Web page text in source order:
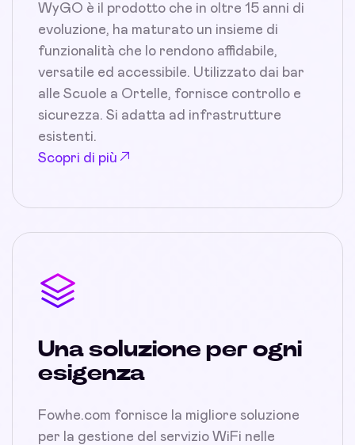
WyGO è il prodotto che in oltre 15 anni di
evoluzione, ha maturato un insieme di
funzionalità che lo rendono affidabile,
versatile ed accessibile. Utilizzato dai bar
alle Scuole a Ortelle, fornisce controllo e
sicurezza. Si adatta ad infrastrutture
esistenti.
Scopri di più
Una soluzione per ogni
esigenza
Fowhe.com fornisce la migliore soluzione
per la gestione del servizio WiFi nelle